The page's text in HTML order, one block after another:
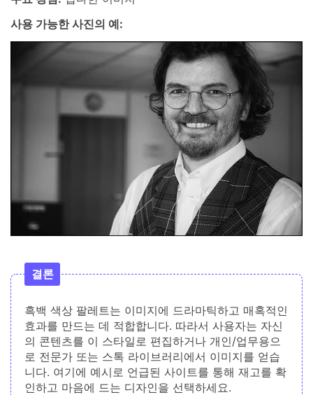
사용 가능한 사진의 예:
결론
흑백 색상 팔레트는 이미지에 드라마틱하고 매혹적인
효과를 만드는 데 적합합니다. 따라서 사용자는 자신
의 콘텐츠를 이 스타일로 편집하거나 개인/업무용으
로 전문가 또는 스톡 라이브러리에서 이미지를 얻습
니다. 여기에 예시로 언급된 사이트를 통해 재고를 확
인하고 마음에 드는 디자인을 선택하세요.